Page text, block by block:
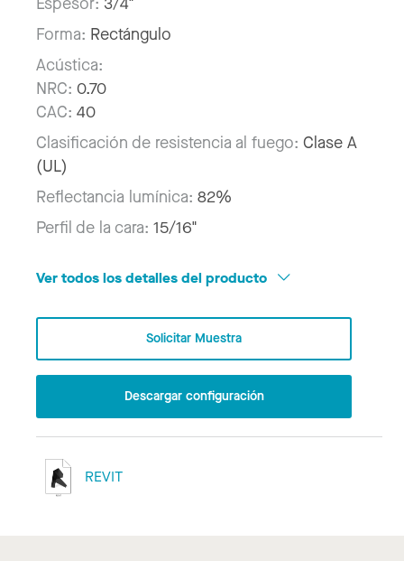
Forma: Rectángulo
Acústica:
NRC: 0.70
CAC: 40
Clasificación de resistencia al fuego: Clase A
(UL)
Reflectancia lumínica: 82%
Perfil de la cara: 15/16"
Ver todos los detalles del producto
Solicitar Muestra
Descargar configuración
REVIT